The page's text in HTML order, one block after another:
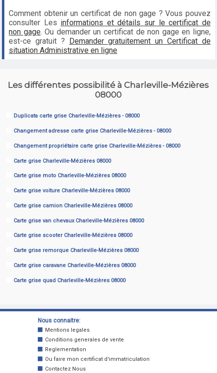
Comment obtenir un certificat de non gage ? Vous pouvez
consulter Les informations et détails sur le certificat de
non gage. Ou demander un certificat de non gage en ligne,
est-ce gratuit ? Demander gratuitement un Certificat de
situation Administrative en ligne
Les différentes possibilité à Charleville-Mézières
08000
Duplicata carte grise Charleville-Mézières - 08000
Changement adresse carte grise Charleville-Mézières - 08000
Changement propriétaire carte grise Charleville-Mézières - 08000
Carte grise Charleville-Mézières 08000
Carte grise moto Charleville-Mézières 08000
Carte grise voiture Charleville-Mézières 08000
Carte grise camion Charleville-Mézières 08000
Carte grise van chevaux Charleville-Mézières 08000
Carte grise scooter Charleville-Mézières 08000
Carte grise remorque Charleville-Mézières 08000
Carte grise caravane Charleville-Mézières 08000
Carte grise quad Charleville-Mézières 08000
Nous connaitre:
Mentions legales
Conditions generales de vente
Reglementation
Ou faire mon certificat d'immatriculation
Contactez Nous